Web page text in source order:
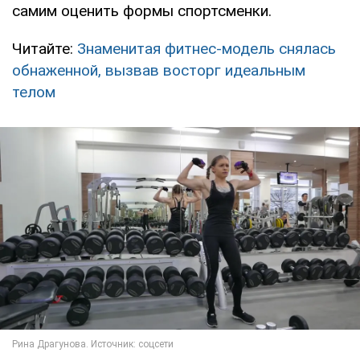
самим оценить формы спортсменки.
Читайте: Знаменитая фитнес-модель снялась
обнаженной, вызвав восторг идеальным
телом